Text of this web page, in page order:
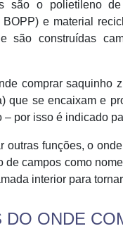
são o polietileno
e material
são construídas
comprar saquinho
que se encaixam e
– por isso é indicado
outras funções, o
de campos como
interior para
DO ONDE